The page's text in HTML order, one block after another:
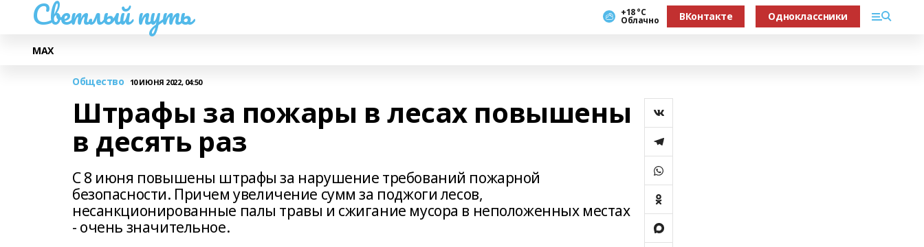
Светлый путь +18 °С
Облачно ВКонтакте Одноклассники
МАХ
Общество 10 ИЮНЯ 2022, 04:50
Штрафы за пожары в лесах повышены
в десять раз
С 8 июня повышены штрафы за нарушение требований пожарной
безопасности. Причем увеличение сумм за поджоги лесов,
несанкционированные палы травы и сжигание мусора в неположенных местах
- очень значительное.